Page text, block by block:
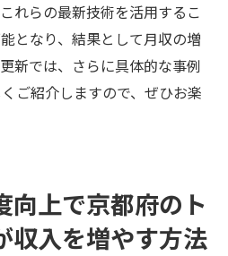
れらの最新技術を活用するこ
となり、結果として月収の増
新では、さらに具体的な事例
ご紹介しますので、ぜひお楽
向上で京都府のト
収入を増やす方法